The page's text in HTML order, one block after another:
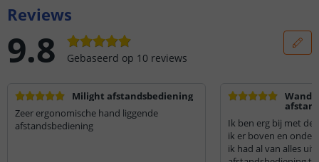
Reviews
9.8 Gebaseerd op 10 reviews
Milight afstandsbediening
Zeer ergonomische hand liggende
afstandsbediening
Ik ben erg bij met de
ik er boven en
ik had al van alles uit